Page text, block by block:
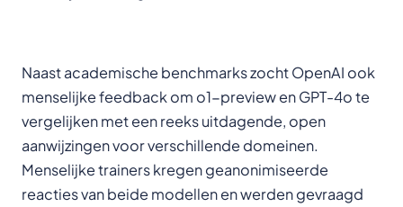
Naast academische benchmarks zocht OpenAI ook
menselijke feedback om o1-preview en GPT-4o te
vergelijken met een reeks uitdagende, open
aanwijzingen voor verschillende domeinen.
Menselijke trainers kregen geanonimiseerde
reacties van beide modellen en werden gevraagd